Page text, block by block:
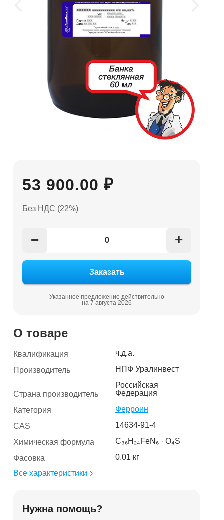
53 900.00 ₽
Без НДС (22%)
− +
Указанное предложение действительно
на 7 августа 2026
О товаре
Квалификация
ч.д.а.
Производитель
НПФ Уралинвест
Страна производитель
Российская
Федерация
Категория
Ферроин
CAS
14634-91-4
Химическая формула
C₃₆H₂₄FeN₆ · O₄S
Фасовка
0.01 кг
Все характеристики
Нужна помощь?